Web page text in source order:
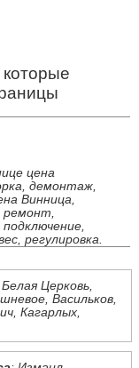
цена
демонтаж,
Винница,
ремонт,
регулировка.
Церковь,
Васильков,
Кагарлых,